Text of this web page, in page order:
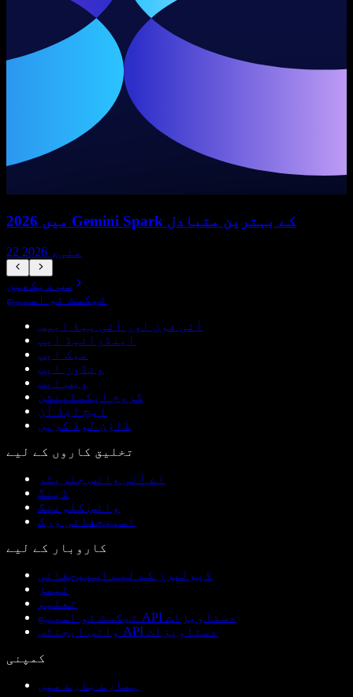
2026 میں Gemini Spark کے بہترین متبادل
22 مئی، 2026
سب دیکھیں
ٹیکسٹ ٹو اسپیچ
آئی فون اور آئی پیڈ ایپس
اینڈرائیڈ ایپ
میک ایپ
ونڈوز ایپ
ویب ایپ
کروم ایکسٹینشن
ایج ایڈ آن
ڈاؤن لوڈ کریں
تخلیق کاروں کے لیے
اے آئی وائس جنریٹر
ڈبنگ
وائس کلوننگ
اسپیچفائی ورک
کاروبار کے لیے
ڈیولپرز کے لیے اسپیچفائی
ٹیمز
تعلیم
ٹیکسٹ ٹو اسپیچ API دستاویزات
وائس ایجنٹس API دستاویزات
کمپنی
ہمارے بارے میں